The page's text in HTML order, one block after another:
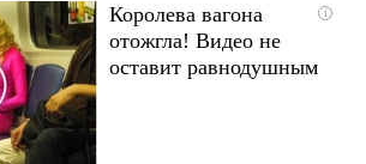
i
Королева вагона
отожгла! Видео не
оставит равнодушным